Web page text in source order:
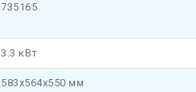
735165
3.3 кВт
583x564x550 мм